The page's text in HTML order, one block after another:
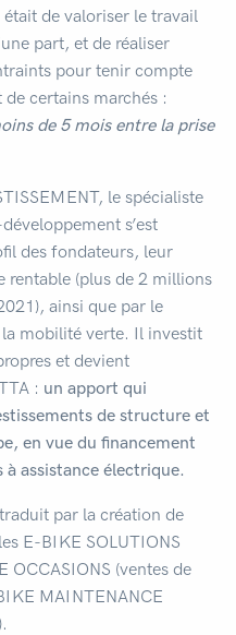
de valoriser le travail
part, et de réaliser
pour tenir compte
certains marchés :
de 5 mois entre la prise
le spécialiste
s’est
des fondateurs, leur
rentable (plus de 2 millions
ainsi que par le
mobilité verte. Il investit
et devient
: un apport qui
de structure et
en vue du financement
assistance électrique.
par la création de
E-BIKE SOLUTIONS
OCCASIONS (ventes de
MAINTENANCE